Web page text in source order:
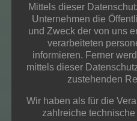
Mittels dieser
Unternehmen die
und Zweck der von uns
verarbeiteten
informieren. Ferner
mittels dieser
zustehenden
Wir haben als für die
zahlreiche